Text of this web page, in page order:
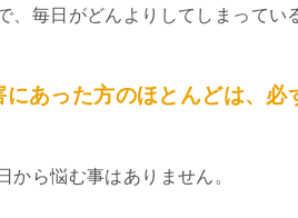
、毎日がどんよりしてしまってい
あった方のほとんどは、必
から悩む事はありません。